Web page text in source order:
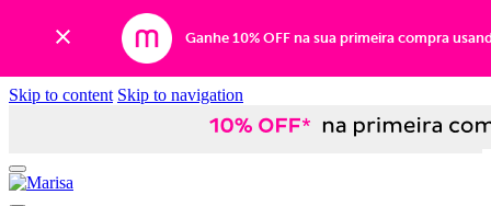
Ganhe 10% OFF na sua primeira compra
Skip to content Skip to navigation